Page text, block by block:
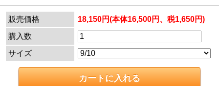
販売価格 18,150円(本体16,500円、税1,650円)
購入数
サイズ